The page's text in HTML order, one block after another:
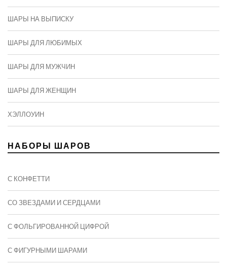
ШАРЫ НА ВЫПИСКУ
ШАРЫ ДЛЯ ЛЮБИМЫХ
ШАРЫ ДЛЯ МУЖЧИН
ШАРЫ ДЛЯ ЖЕНЩИН
ХЭЛЛОУИН
НАБОРЫ ШАРОВ
С КОНФЕТТИ
СО ЗВЕЗДАМИ И СЕРДЦАМИ
С ФОЛЬГИРОВАННОЙ ЦИФРОЙ
С ФИГУРНЫМИ ШАРАМИ